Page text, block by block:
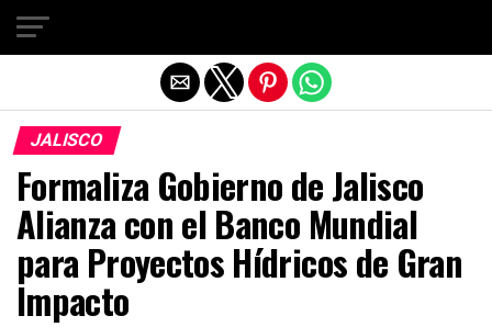
JALISCO
Formaliza Gobierno de Jalisco
Alianza con el Banco Mundial
para Proyectos Hídricos de Gran
Impacto